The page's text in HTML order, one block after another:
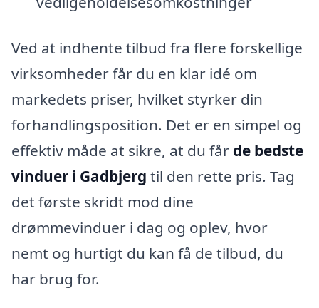
Ved at indhente tilbud fra flere forskellige
virksomheder får du en klar idé om
markedets priser, hvilket styrker din
forhandlingsposition. Det er en simpel og
effektiv måde at sikre, at du får de bedste
vinduer i Gadbjerg til den rette pris. Tag
det første skridt mod dine
drømmevinduer i dag og oplev, hvor
nemt og hurtigt du kan få de tilbud, du
har brug for.